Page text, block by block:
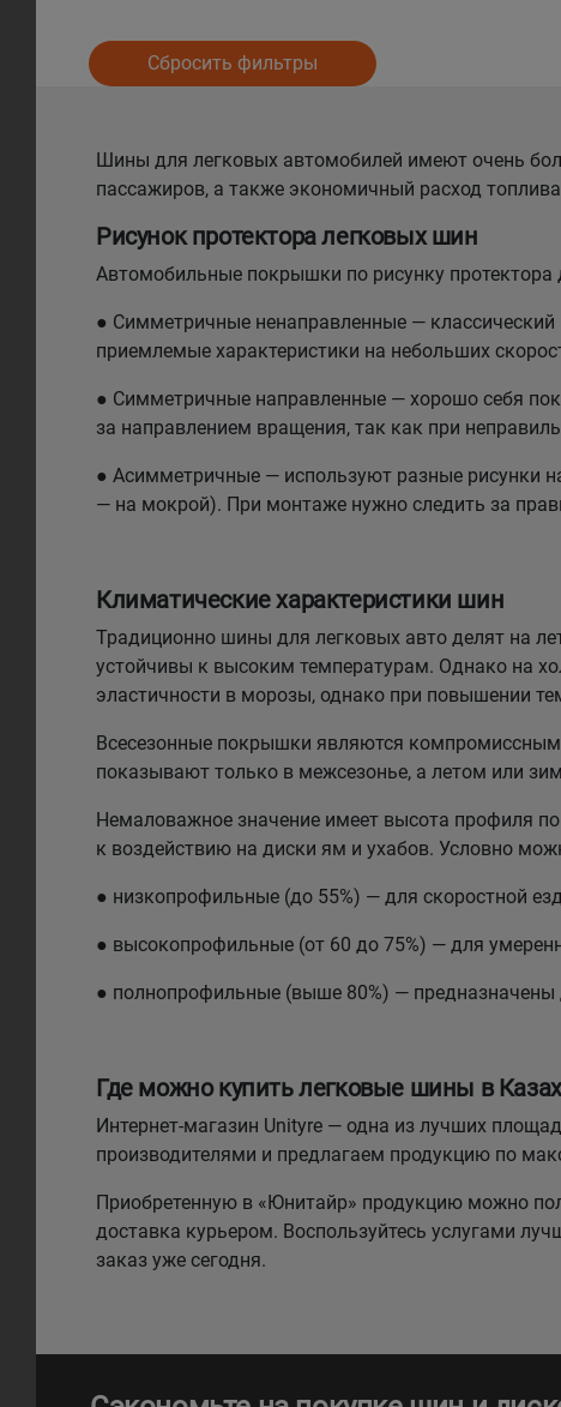
Сбросить фильтры
Шины для легковых автомобилей имеют очень
пассажиров, а также экономичный расход
Рисунок протектора легковых шин
Автомобильные покрышки по рисунку протектора
● Симметричные ненаправленные —
приемлемые характеристики на небольших
● Симметричные направленные — хорошо себя
за направлением вращения, так как при
● Асимметричные — используют разные рисунки
— на мокрой). При монтаже нужно следить за
Климатические характеристики шин
Традиционно шины для легковых авто делят на
устойчивы к высоким температурам. Однако на
эластичности в морозы, однако при повышении
Всесезонные покрышки являются компромиссным
показывают только в межсезонье, а летом или
Немаловажное значение имеет высота профиля
к воздействию на диски ям и ухабов. Условно
● низкопрофильные (до 55%) — для скоростной
● высокопрофильные (от 60 до 75%) — для
● полнопрофильные (выше 80%) — предназначены
Где можно купить легковые шины в
Интернет-магазин Unityre — одна из лучших
производителями и предлагаем продукцию по
Приобретенную в «Юнитайр» продукцию можно
доставка курьером. Воспользуйтесь услугами
заказ уже сегодня.